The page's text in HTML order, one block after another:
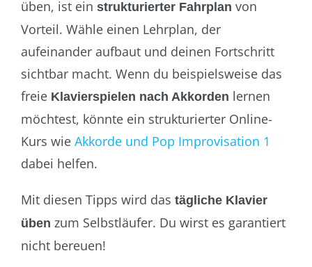
üben, ist ein strukturierter Fahrplan von
Vorteil. Wähle einen Lehrplan, der
aufeinander aufbaut und deinen Fortschritt
sichtbar macht. Wenn du beispielsweise das
freie Klavierspielen nach Akkorden lernen
möchtest, könnte ein strukturierter Online-
Kurs wie Akkorde und Pop Improvisation 1
dabei helfen.
Mit diesen Tipps wird das tägliche Klavier
üben zum Selbstläufer. Du wirst es garantiert
nicht bereuen!